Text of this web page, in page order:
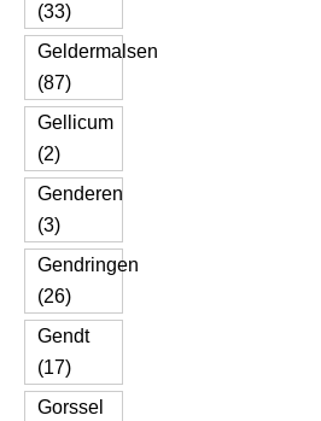
(33)
Geldermalsen
(87)
Gellicum
(2)
Genderen
(3)
Gendringen
(26)
Gendt
(17)
Gorssel